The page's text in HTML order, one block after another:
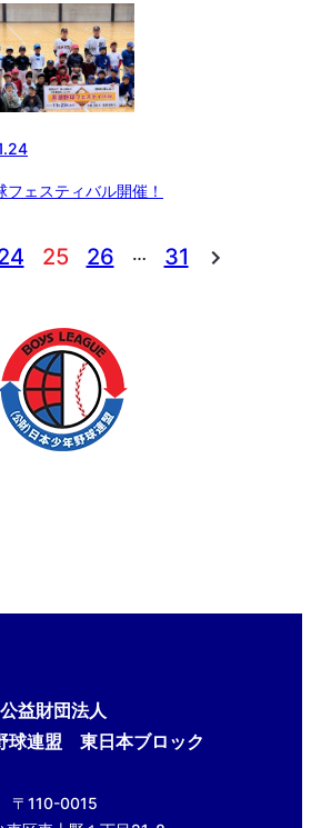
フェスティバル開催！
25 26 … 31
公益財団法人
球連盟 東日本ブロック
〒110-0015